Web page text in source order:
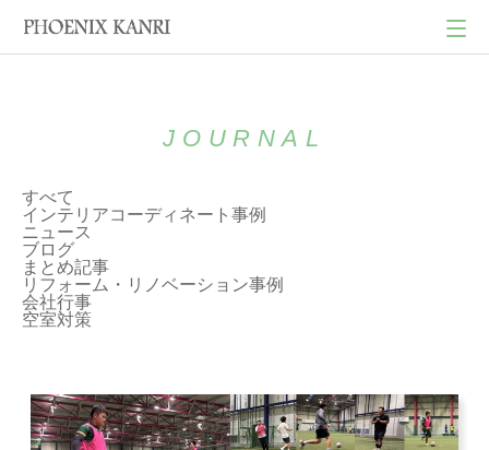
JOURNAL
すべて
インテリアコーディネート事例
ニュース
ブログ
まとめ記事
リフォーム・リノベーション事例
会社行事
空室対策